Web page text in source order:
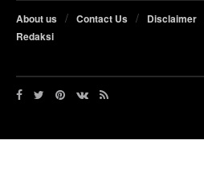
About us Contact Us Disclaimer
Redaksi